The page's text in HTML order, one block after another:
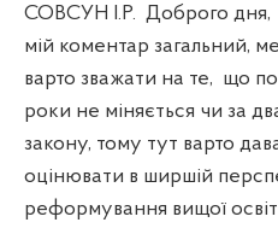
СОВСУН І.Р. Доброго дня,
мій коментар загальний,
варто зважати на те, що
роки не міняється чи за
закону, тому тут варто
оцінювати в ширшій
реформування вищої